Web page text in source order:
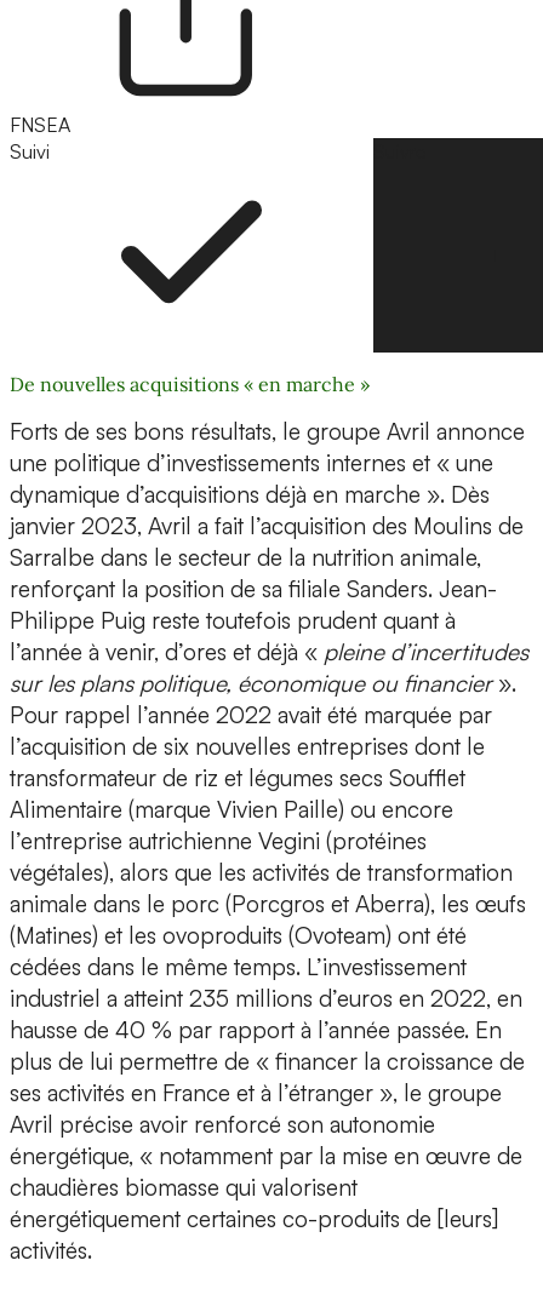
FNSEA
Suivi
De nouvelles acquisitions « en marche »
Forts de ses bons résultats, le groupe Avril annonce
une politique d’investissements internes et « une
dynamique d’acquisitions déjà en marche ». Dès
janvier 2023, Avril a fait l’acquisition des Moulins de
Sarralbe dans le secteur de la nutrition animale,
renforçant la position de sa filiale Sanders. Jean-
Philippe Puig reste toutefois prudent quant à
l’année à venir, d’ores et déjà « pleine d’incertitudes
sur les plans politique, économique ou financier».
Pour rappel l’année 2022 avait été marquée par
l’acquisition de six nouvelles entreprises dont le
transformateur de riz et légumes secs Soufflet
Alimentaire (marque Vivien Paille) ou encore
l’entreprise autrichienne Vegini (protéines
végétales), alors que les activités de transformation
animale dans le porc (Porcgros et Aberra), les œufs
(Matines) et les ovoproduits (Ovoteam) ont été
cédées dans le même temps. L’investissement
industriel a atteint 235 millions d’euros en 2022, en
hausse de 40 % par rapport à l’année passée. En
plus de lui permettre de « financer la croissance de
ses activités en France et à l’étranger », le groupe
Avril précise avoir renforcé son autonomie
énergétique, « notamment par la mise en œuvre de
chaudières biomasse qui valorisent
énergétiquement certaines co-produits de [leurs]
activités.